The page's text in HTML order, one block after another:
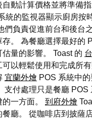
動計算價格並將準備指
統的監視器顯示廚房按
們負責促進前台和後台
存。 為餐廳選擇最好的
量的影響。 Toast 的
以輕鬆使用和完成所
宜蘭外燴 POS 系統中
支付處理只是餐廳 POS
一方面。 到府外燴
廳。 從咖啡店到披薩